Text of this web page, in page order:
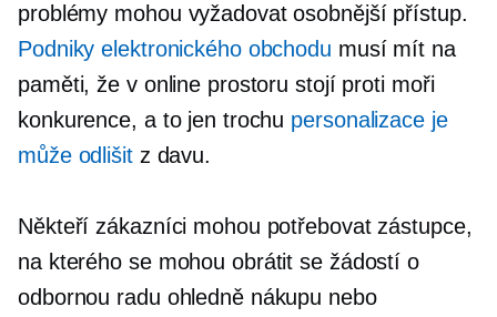
problémy mohou vyžadovat osobnější přístup.
Podniky elektronického obchodu musí mít na
paměti, že v online prostoru stojí proti moři
konkurence, a to jen trochu personalizace je
může odlišitz davu.
Někteří zákazníci mohou potřebovat zástupce,
na kterého se mohou obrátit se žádostí o
odbornou radu ohledně nákupu nebo